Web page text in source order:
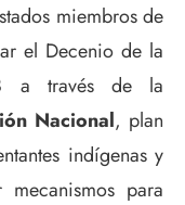
miembros de
el Decenio de la
a través de la
Nacional, plan
indígenas y
para